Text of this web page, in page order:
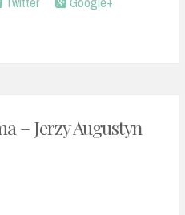
– Jerzy Augustyn